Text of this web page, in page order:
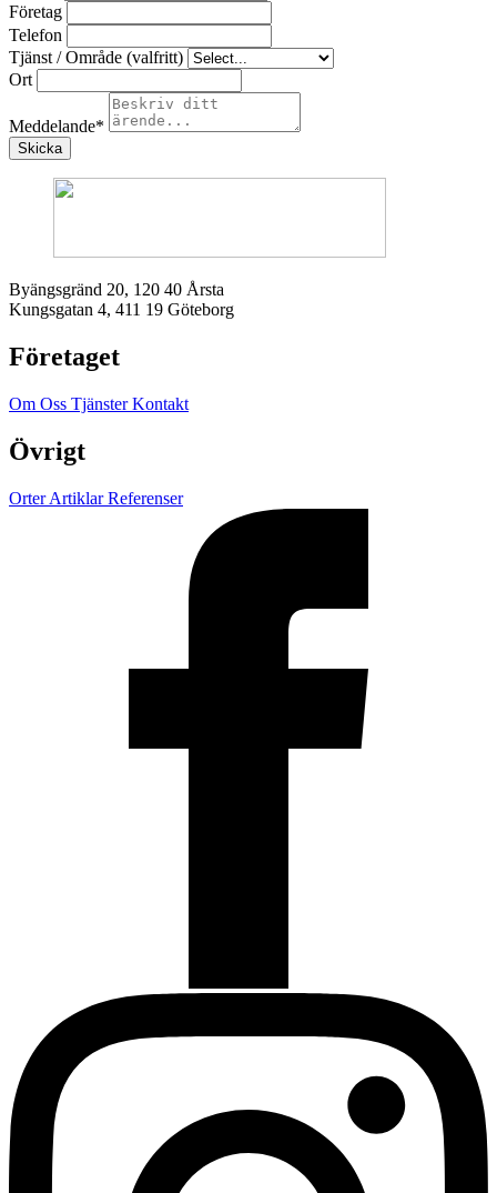
Företag
Telefon
Tjänst / Område (valfritt)
Ort
Meddelande*
Skicka
Byängsgränd 20, 120 40 Årsta
Kungsgatan 4, 411 19 Göteborg
Företaget
Om Oss TjänsterKontakt
Övrigt
OrterArtiklarReferenser